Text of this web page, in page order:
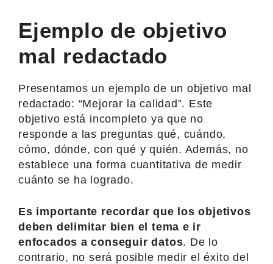
Ejemplo de objetivo
mal redactado
Presentamos un ejemplo de un objetivo mal
redactado: “Mejorar la calidad”. Este
objetivo está incompleto ya que no
responde a las preguntas qué, cuándo,
cómo, dónde, con qué y quién. Además, no
establece una forma cuantitativa de medir
cuánto se ha logrado.
Es importante recordar que los objetivos
deben delimitar bien el tema e ir
enfocados a conseguir datos. De lo
contrario, no será posible medir el éxito del